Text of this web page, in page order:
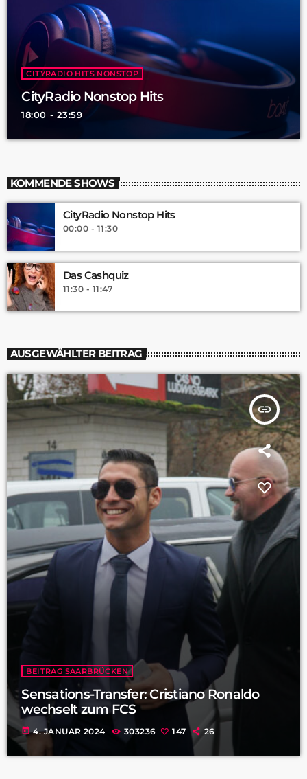
CITYRADIO HITS NONSTOP
CityRadio Nonstop Hits
18:00 - 23:59
KOMMENDE SHOWS
CityRadio Nonstop Hits
00:00 - 11:30
Das Cashquiz
11:30 - 11:47
AUSGEWÄHLTER BEITRAG
insert_link
BEITRAG SAARBRÜCKEN
Sensations-Transfer: Cristiano Ronaldo
wechselt zum FCS
today 4. JANUAR 2024 303236 147 26